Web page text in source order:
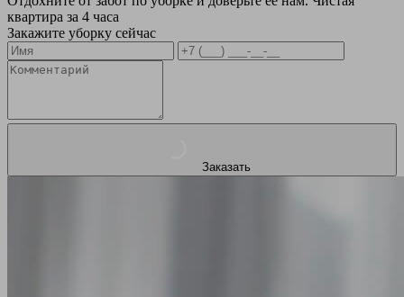
квартира за 4 часа
Закажите уборку сейчас
Заказать